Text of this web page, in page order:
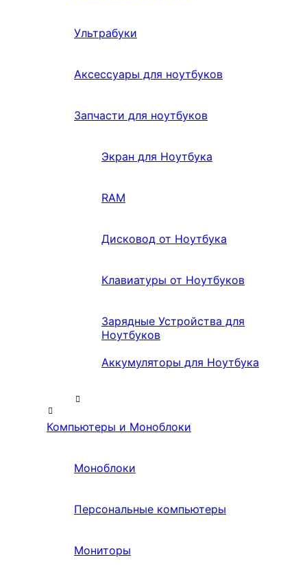
Ультрабуки
Аксессуары для ноутбуков
Запчасти для ноутбуков
Экран для Ноутбука
RAM
Дисковод от Ноутбука
Клавиатуры от Ноутбуков
Зарядные Устройства для
Ноутбуков
Аккумуляторы для Ноутбука
Компьютеры и Моноблоки
Моноблоки
Персональные компьютеры
Мониторы